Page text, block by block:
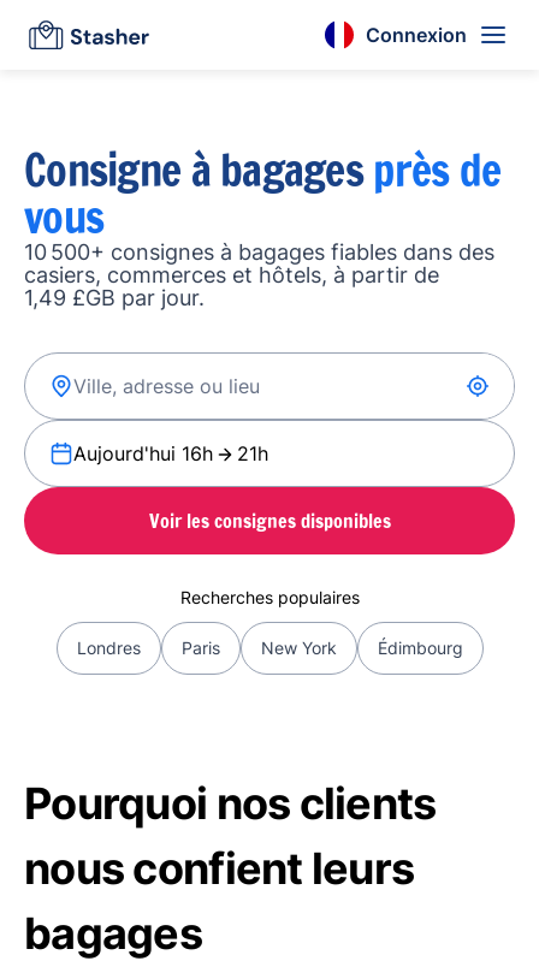
Connexion
Consigne à bagagesprès de
vous
10 500+ consignes à bagages fiables dans des
casiers, commerces et hôtels, à partir de
1,49 £GB par jour.
Aujourd'hui 16h 21h
Voir les consignes disponibles
Recherches populaires
Londres Paris New York Édimbourg
Pourquoi nos clients
nous confient leurs
bagages